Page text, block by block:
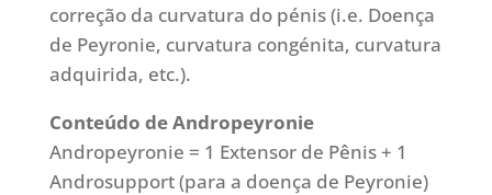
correção da curvatura do pénis (i.e. Doença
de Peyronie, curvatura congénita, curvatura
adquirida, etc.).
Conteúdo de Andropeyronie
Andropeyronie = 1 Extensor de Pênis + 1
Androsupport (para a doença de Peyronie)